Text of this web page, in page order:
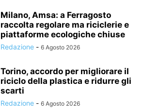
Milano, Amsa: a Ferragosto
raccolta regolare ma riciclerie e
piattaforme ecologiche chiuse
Redazione - 6 Agosto 2026
Torino, accordo per migliorare il
riciclo della plastica e ridurre gli
scarti
Redazione - 6 Agosto 2026